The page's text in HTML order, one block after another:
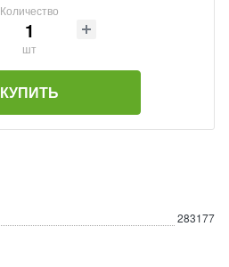
Количество
шт
КУПИТЬ
283177